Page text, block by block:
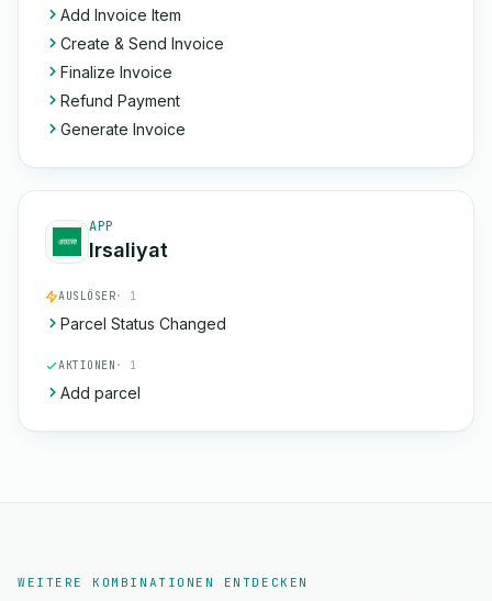
Add Invoice Item
Create & Send Invoice
Finalize Invoice
Refund Payment
Generate Invoice
APP
Irsaliyat
AUSLÖSER· 1
Parcel Status Changed
AKTIONEN · 1
Add parcel
WEITERE KOMBINATIONEN ENTDECKEN